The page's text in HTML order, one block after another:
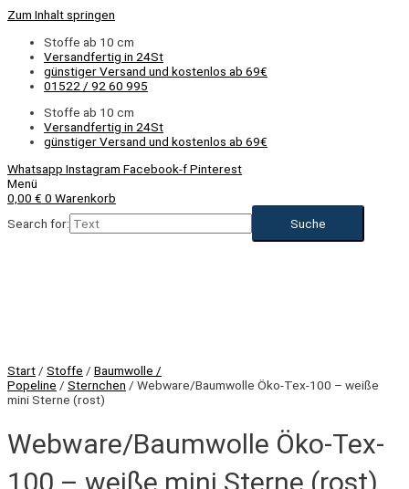
Zum Inhalt springen
Stoffe ab 10 cm
Versandfertig in 24St
günstiger Versand und kostenlos ab 69€
01522 / 92 60 995
Stoffe ab 10 cm
Versandfertig in 24St
günstiger Versand und kostenlos ab 69€
Whatsapp Instagram Facebook-fPinterest
Menü
0,00 € 0 Warenkorb
Search for:
Start / Stoffe / Baumwolle /
Popeline / Sternchen / Webware/Baumwolle Öko-Tex-100 – weiße
mini Sterne (rost)
Webware/Baumwolle Öko-Tex-
100 – weiße mini Sterne (rost)